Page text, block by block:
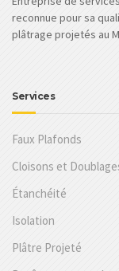
reconnue pour sa
plâtrage projetés au
Services
Faux Plafonds
Cloisons et
Étanchéité
Isolation
Plâtre Projeté